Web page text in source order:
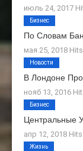
июль 24, 2017
По Словам
мая 25, 2018
Бизнес
В Лондоне
нояб 13, 2016
Новости
Центральные
апр 12, 2018
Бизнес
Жизнь